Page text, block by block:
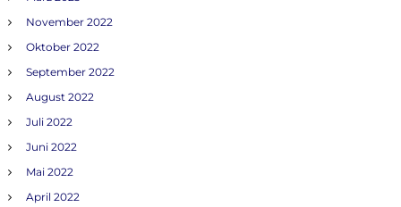
November 2022
Oktober 2022
September 2022
August 2022
Juli 2022
Juni 2022
Mai 2022
April 2022